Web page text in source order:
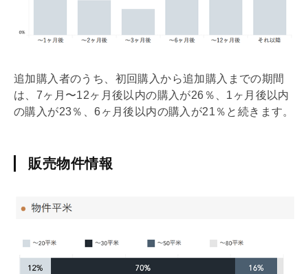
追加購入者のうち、初回購入から追加購入までの期間
は、7ヶ月〜12ヶ月後以内の購入が26％、1ヶ月後以内
の購入が23％、6ヶ月後以内の購入が21％と続きます。
販売物件情報